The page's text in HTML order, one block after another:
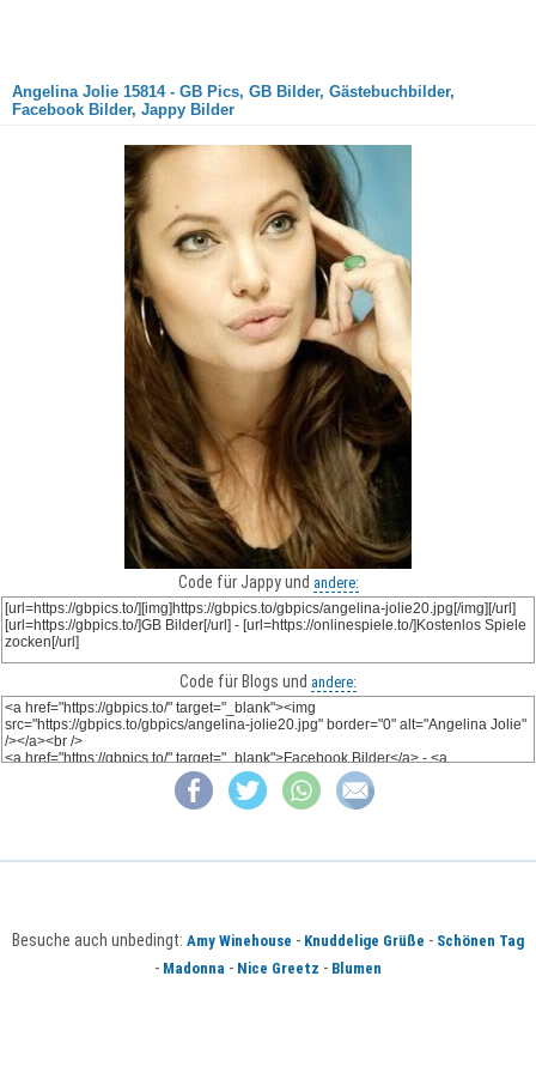
Angelina Jolie 15814 - GB Pics, GB Bilder, Gästebuchbilder,
Facebook Bilder, Jappy Bilder
Code für Jappy und andere:
Code für Blogs und andere:
Besuche auch unbedingt: Amy Winehouse - Knuddelige Grüße - Schönen Tag
- Madonna - Nice Greetz - Blumen